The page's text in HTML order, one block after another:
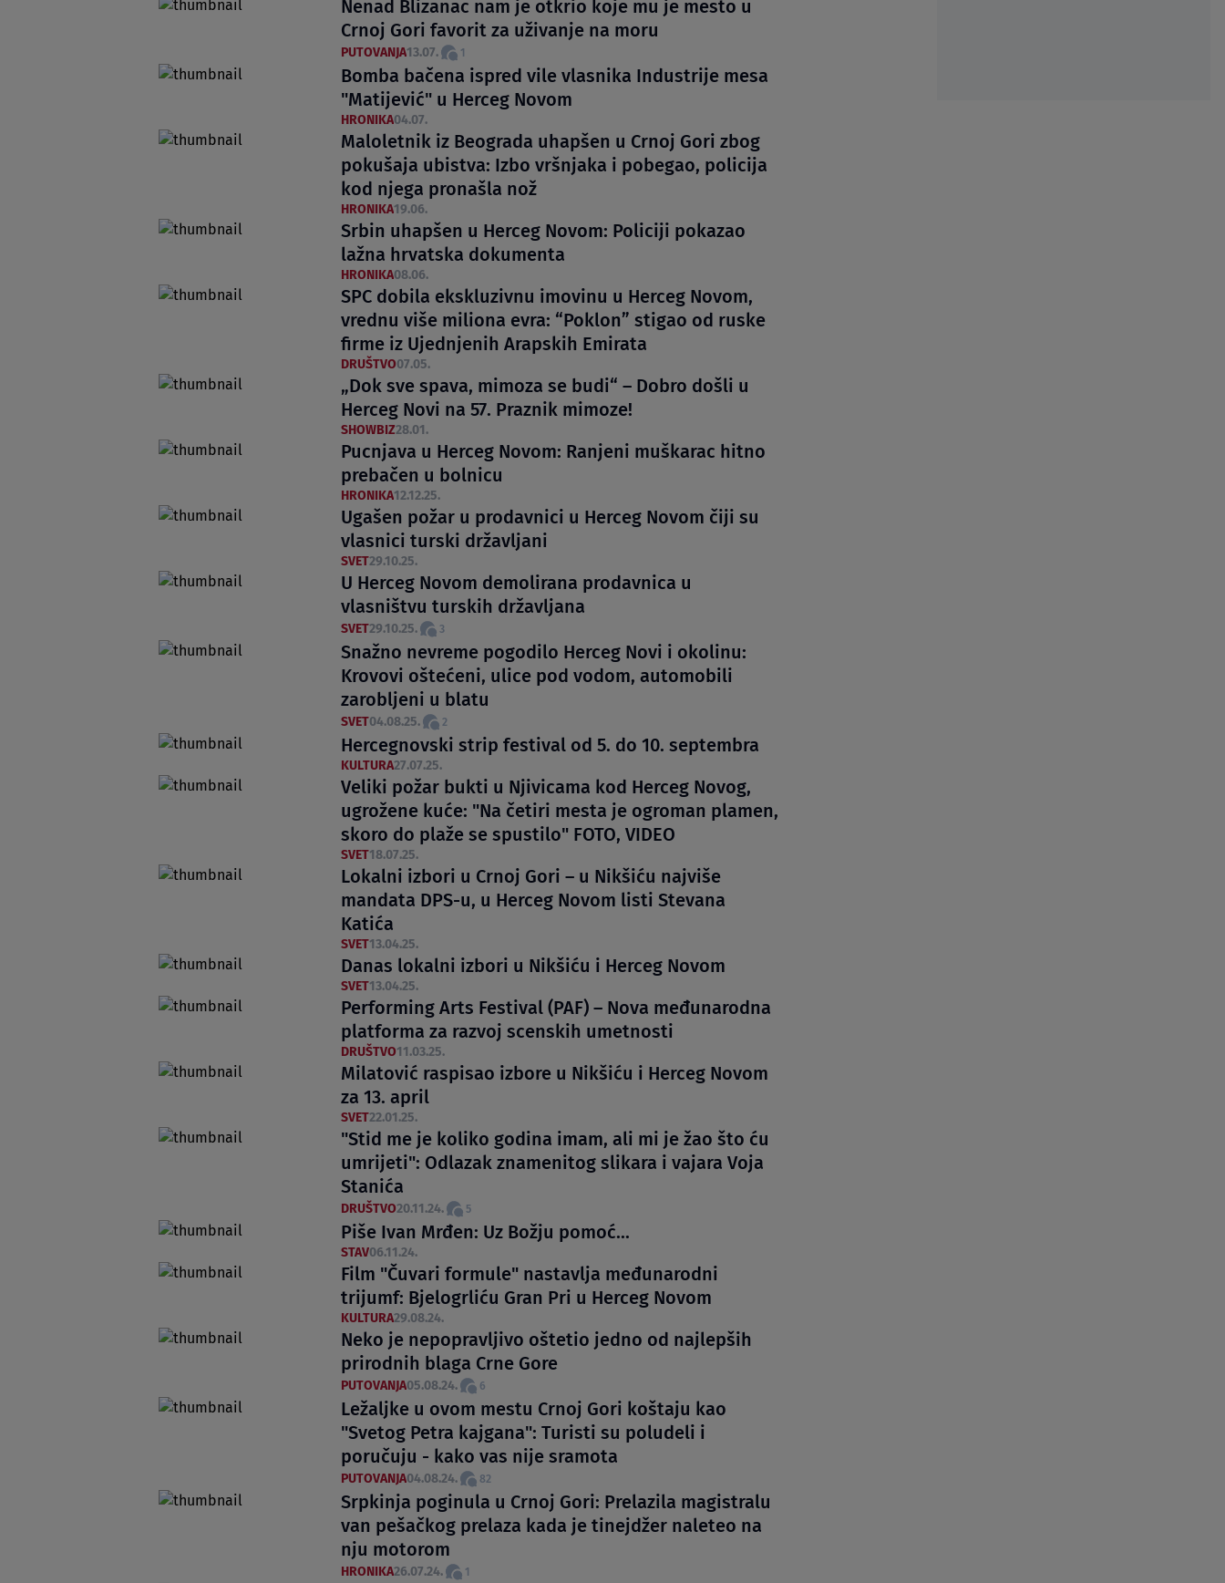
Nenad Blizanac nam je otkrio koje mu je mesto u
Crnoj Gori favorit za uživanje na moru
PUTOVANJA13.07. 1
Bomba bačena ispred vile vlasnika Industrije mesa
"Matijević" u Herceg Novom
HRONIKA04.07.
Maloletnik iz Beograda uhapšen u Crnoj Gori zbog
pokušaja ubistva: Izbo vršnjaka i pobegao, policija
kod njega pronašla nož
HRONIKA19.06.
Srbin uhapšen u Herceg Novom: Policiji pokazao
lažna hrvatska dokumenta
HRONIKA08.06.
SPC dobila ekskluzivnu imovinu u Herceg Novom,
vrednu više miliona evra: “Poklon” stigao od ruske
firme iz Ujednjenih Arapskih Emirata
DRUŠTVO07.05.
„Dok sve spava, mimoza se budi“ – Dobro došli u
Herceg Novi na 57. Praznik mimoze!
SHOWBIZ28.01.
Pucnjava u Herceg Novom: Ranjeni muškarac hitno
prebačen u bolnicu
HRONIKA12.12.25.
Ugašen požar u prodavnici u Herceg Novom čiji su
vlasnici turski državljani
SVET29.10.25.
U Herceg Novom demolirana prodavnica u
vlasništvu turskih državljana
SVET29.10.25. 3
Snažno nevreme pogodilo Herceg Novi i okolinu:
Krovovi oštećeni, ulice pod vodom, automobili
zarobljeni u blatu
SVET04.08.25. 2
Hercegnovski strip festival od 5. do 10. septembra
KULTURA27.07.25.
Veliki požar bukti u Njivicama kod Herceg Novog,
ugrožene kuće: "Na četiri mesta je ogroman plamen,
skoro do plaže se spustilo" FOTO, VIDEO
SVET18.07.25.
Lokalni izbori u Crnoj Gori – u Nikšiću najviše
mandata DPS-u, u Herceg Novom listi Stevana
Katića
SVET13.04.25.
Danas lokalni izbori u Nikšiću i Herceg Novom
SVET13.04.25.
Performing Arts Festival (PAF) – Nova međunarodna
platforma za razvoj scenskih umetnosti
DRUŠTVO11.03.25.
Milatović raspisao izbore u Nikšiću i Herceg Novom
za 13. april
SVET22.01.25.
"Stid me je koliko godina imam, ali mi je žao što ću
umrijeti": Odlazak znamenitog slikara i vajara Voja
Stanića
DRUŠTVO20.11.24. 5
Piše Ivan Mrđen: Uz Božju pomoć...
STAV06.11.24.
Film "Čuvari formule" nastavlja međunarodni
trijumf: Bjelogrliću Gran Pri u Herceg Novom
KULTURA29.08.24.
Neko je nepopravljivo oštetio jedno od najlepših
prirodnih blaga Crne Gore
PUTOVANJA05.08.24. 6
Ležaljke u ovom mestu Crnoj Gori koštaju kao
"Svetog Petra kajgana": Turisti su poludeli i
poručuju - kako vas nije sramota
PUTOVANJA04.08.24. 82
Srpkinja poginula u Crnoj Gori: Prelazila magistralu
van pešačkog prelaza kada je tinejdžer naleteo na
nju motorom
HRONIKA26.07.24. 1